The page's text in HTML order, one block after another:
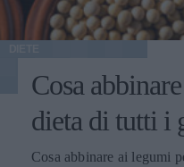
Cosa
dieta di tutti i
Cosa abbinare ai legumi